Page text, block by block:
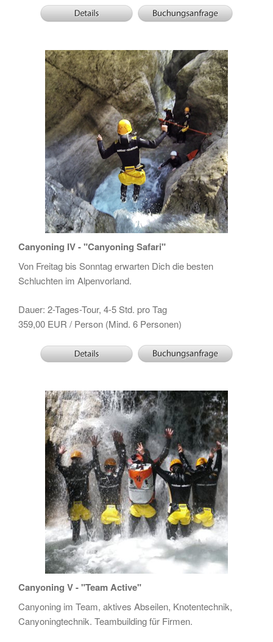
Canyoning IV - "Canyoning Safari"
Von Freitag bis Sonntag erwarten Dich die besten
Schluchten im Alpenvorland.
Dauer: 2-Tages-Tour, 4-5 Std. pro Tag
359,00 EUR / Person (Mind. 6 Personen)
Canyoning V - "Team Active"
Canyoning im Team, aktives Abseilen, Knotentechnik,
Canyoningtechnik. Teambuilding für Firmen.